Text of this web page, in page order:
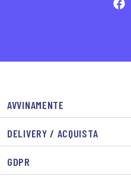
AVVINAMENTE
DELIVERY / ACQUISTA
GDPR